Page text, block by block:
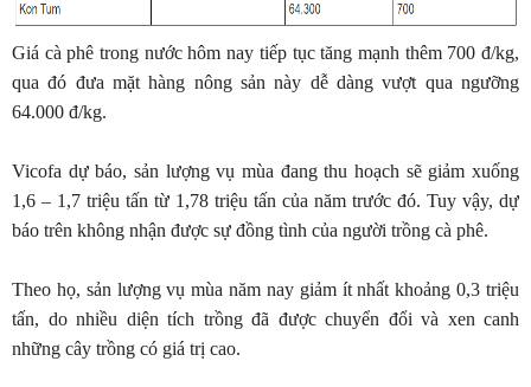
Giá cà phê trong nước hôm nay tiếp tục tăng mạnh thêm 700 đ/kg,
qua đó đưa mặt hàng nông sản này dễ dàng vượt qua ngưỡng
64.000 đ/kg.
Vicofa dự báo, sản lượng vụ mùa đang thu hoạch sẽ giảm xuống
1,6 – 1,7 triệu tấn từ 1,78 triệu tấn của năm trước đó. Tuy vậy, dự
báo trên không nhận được sự đồng tình của người trồng cà phê.
Theo họ, sản lượng vụ mùa năm nay giảm ít nhất khoảng 0,3 triệu
tấn, do nhiều diện tích trồng đã được chuyển đổi và xen canh
những cây trồng có giá trị cao.